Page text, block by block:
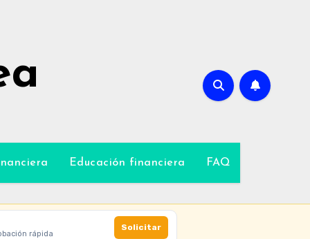
Educación financiera FAQ
rápida
Solicitar